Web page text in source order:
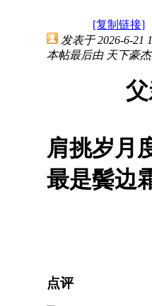
[复制链接]
发表于 2026-6-21
本帖最后由 天下豪
父亲
肩挑岁月
最是鬓边
点评